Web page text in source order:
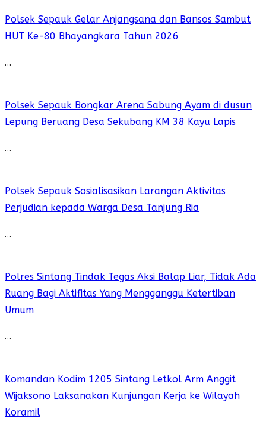
Polsek Sepauk Gelar Anjangsana dan Bansos Sambut
HUT Ke-80 Bhayangkara Tahun 2026
…
Polsek Sepauk Bongkar Arena Sabung Ayam di dusun
Lepung Beruang Desa Sekubang KM 38 Kayu Lapis
…
Polsek Sepauk Sosialisasikan Larangan Aktivitas
Perjudian kepada Warga Desa Tanjung Ria
…
Polres Sintang Tindak Tegas Aksi Balap Liar, Tidak Ada
Ruang Bagi Aktifitas Yang Mengganggu Ketertiban
Umum
…
Komandan Kodim 1205 Sintang Letkol Arm Anggit
Wijaksono Laksanakan Kunjungan Kerja ke Wilayah
Koramil